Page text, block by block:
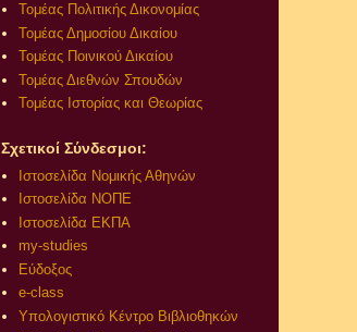
Τομέας Πολιτικής Δικονομίας
Τομέας Δημοσίου Δικαίου
Τομέας Ποινικού Δικαίου
Τομέας Διεθνών Σπουδών
Τομέας Ιστορίας και Θεωρίας
Σχετικοί Σύνδεσμοι:
Ιστοσελίδα Νομικής Αθηνών
Ιστοσελίδα ΝΟΠΕ
Ιστοσελίδα ΕΚΠΑ
my-studies
Εύδοξος
e-class
Υπολογιστικό Κέντρο Βιβλιοθηκών